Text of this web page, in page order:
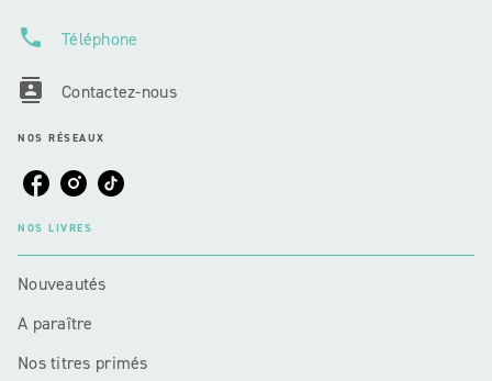
phone Téléphone
contacts Contactez-nous
NOS RÉSEAUX
NOS LIVRES
Nouveautés
A paraître
Nos titres primés